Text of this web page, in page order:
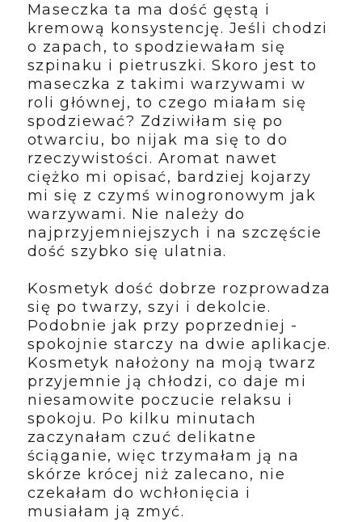
Maseczka ta ma dość gęstą i
kremową konsystencję. Jeśli chodzi
o zapach, to spodziewałam się
szpinaku i pietruszki. Skoro jest to
maseczka z takimi warzywami w
roli głównej, to czego miałam się
spodziewać? Zdziwiłam się po
otwarciu, bo nijak ma się to do
rzeczywistości. Aromat nawet
ciężko mi opisać, bardziej kojarzy
mi się z czymś winogronowym jak
warzywami. Nie należy do
najprzyjemniejszych i na szczęście
dość szybko się ulatnia.
Kosmetyk dość dobrze rozprowadza
się po twarzy, szyi i dekolcie.
Podobnie jak przy poprzedniej -
spokojnie starczy na dwie aplikacje.
Kosmetyk nałożony na moją twarz
przyjemnie ją chłodzi, co daje mi
niesamowite poczucie relaksu i
spokoju. Po kilku minutach
zaczynałam czuć delikatne
ściąganie, więc trzymałam ją na
skórze krócej niż zalecano, nie
czekałam do wchłonięcia i
musiałam ją zmyć.